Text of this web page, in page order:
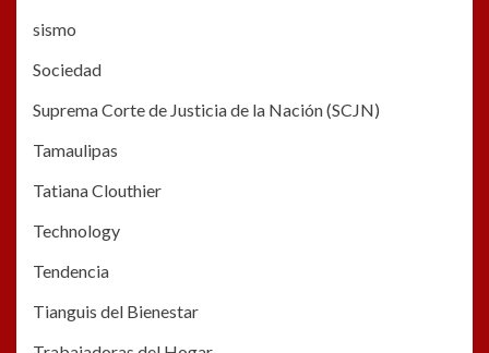
sismo
Sociedad
Suprema Corte de Justicia de la Nación (SCJN)
Tamaulipas
Tatiana Clouthier
Technology
Tendencia
Tianguis del Bienestar